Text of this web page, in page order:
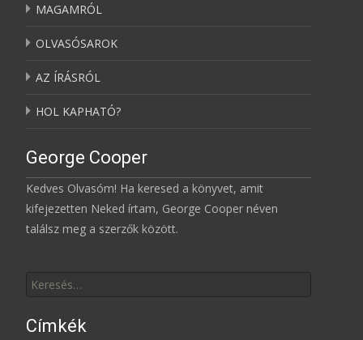
MAGAMRÓL
OLVASÓSAROK
AZ ÍRÁSRÓL
HOL KAPHATÓ?
George Cooper
Kedves Olvasóm! Ha keresed a könyvet, amit
kifejezetten Neked írtam, George Cooper néven
találsz meg a szerzők között.
erre:
Címkék